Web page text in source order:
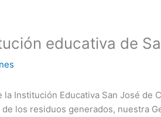
educativa de
Institución Educativa San José de
los residuos generados, nuestra